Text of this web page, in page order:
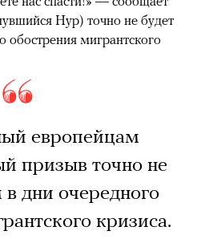
Нур) точно не будет
мигрантского
европейцам
призыв точно не
дни очередного
кризиса.